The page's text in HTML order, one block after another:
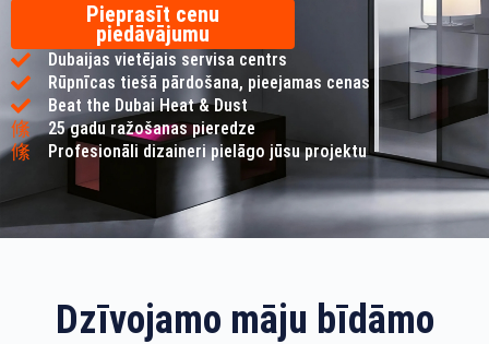
Pieprasīt cenu
piedāvājumu
Dubaijas vietējais servisa centrs
Rūpnīcas tiešā pārdošana, pieejamas cenas
Beat the Dubai Heat & Dust
25 gadu ražošanas pieredze
Profesionāli dizaineri pielāgo jūsu projektu
Dzīvojamo māju bīdāmo